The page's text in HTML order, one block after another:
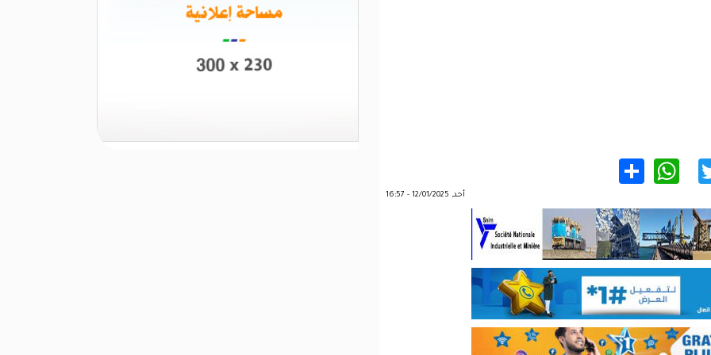
Twitter
WhatsApp
أحد, 12/01/2025 - 16:57